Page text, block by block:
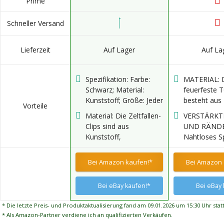
Schneller Versand
Lieferzeit Auf Lager Auf
Vorteile
Spezifikation: Farbe:
Schwarz; Material:
Kunststoff; Größe: Jeder
4,8 x 1,2 cm.
Lieferumfang: 20 Stück
pro Bestellung
Material: Die Zeltfallen-
Clips sind aus
Kunststoff,
wetterbeständig,
für lange
Nutzungsdauer
MATERIAL:
feuerfeste
besteht aus
einer
beiden
Funktionen
feuerfest,
und
blockierend
UND
Nahtloses
ie und
haltbar
Dreiecke
Bei Amazon kaufen!*
Bei eBay kaufen!*
Bei
Bei
* Die letzte Preis- und Produktaktualisierung fand am 09.01.2026 um 15:30 Uhr statt.
* Als Amazon-Partner verdiene ich an qualifizierten Verkäufen.